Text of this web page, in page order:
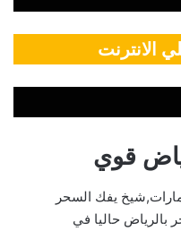
الانترنت
قوي
يفك السحر
بالرياض حاليا في